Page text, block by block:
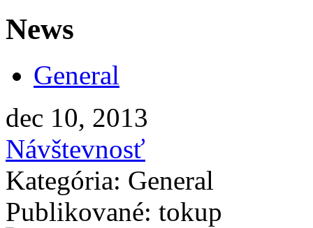
News
General
dec 10, 2013
Návštevnosť
Kategória: General
Publikované: tokup